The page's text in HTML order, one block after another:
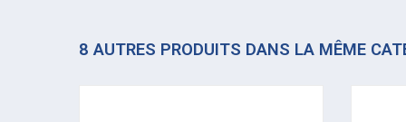
8 AUTRES PRODUITS DANS LA MÊME